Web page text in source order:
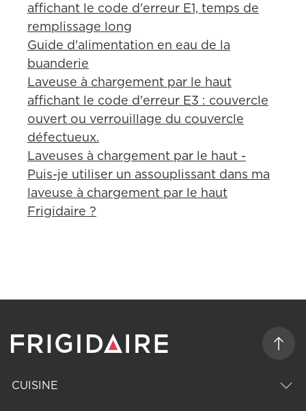
affichant le code d'erreur E1, temps de
remplissage long
Guide d'alimentation en eau de la
buanderie
Laveuse à chargement par le haut
affichant le code d'erreur E3 : couvercle
ouvert ou verrouillage du couvercle
défectueux.
Laveuses à chargement par le haut -
Puis-je utiliser un assouplissant dans ma
laveuse à chargement par le haut
Frigidaire ?
CUISINE